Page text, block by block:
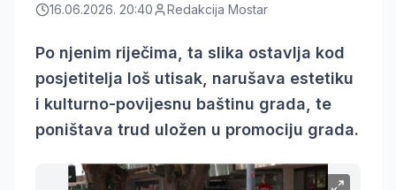
16.06.2026. 20:40 Redakcija Mostar
Po njenim riječima, ta slika ostavlja kod
posjetitelja loš utisak, narušava estetiku
i kulturno-povijesnu baštinu grada, te
poništava trud uložen u promociju grada.